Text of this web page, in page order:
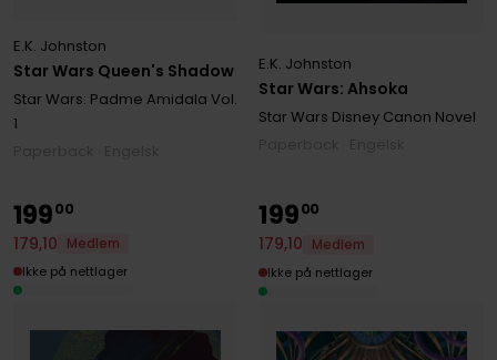
Star Wars Queen's Shadow
E.K. Johnston
Star Wars: Padme Amidala Vol.
1
Star Wars: Ahsoka
E.K. Johnston
Star Wars Disney Canon Novel
19900
179,10
Medlem
Ikke på nettlager
19900
179,10
Medlem
Ikke på nettlager